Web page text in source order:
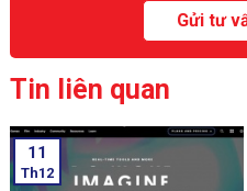
Tin liên quan
11
Th12